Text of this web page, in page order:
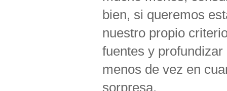
bien, si queremos
nuestro propio
fuentes y
menos de vez en
sorpresa.